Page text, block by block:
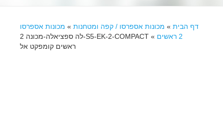
דף הבית » מכונות אספרסו / קפה ומטחנות » מכונות אספרסו
2 ראשים
»
S5-EK-2-COMPACT-לה ספציאלה-מכונה 2
ראשים קומפקט אל